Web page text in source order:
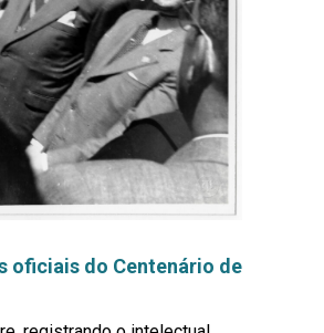
oficiais do Centenário de